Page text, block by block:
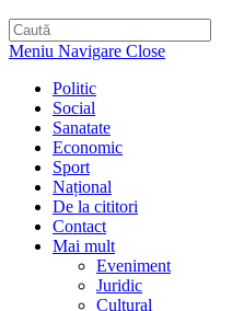
Meniu Navigare Close
Politic
Social
Sanatate
Economic
Sport
Național
De la cititori
Contact
Mai mult
Eveniment
Juridic
Cultural